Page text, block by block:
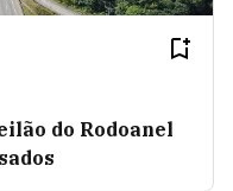
do Rodoanel